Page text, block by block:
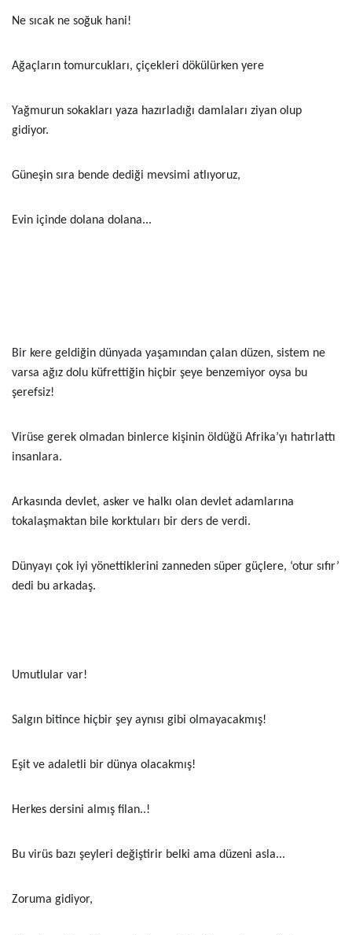
Ne sıcak ne soğuk hani!
Ağaçların tomurcukları, çiçekleri dökülürken yere
Yağmurun sokakları yaza hazırladığı damlaları ziyan olup
gidiyor.
Güneşin sıra bende dediği mevsimi atlıyoruz,
Evin içinde dolana dolana...
Bir kere geldiğin dünyada yaşamından çalan düzen, sistem ne
varsa ağız dolu küfrettiğin hiçbir şeye benzemiyor oysa bu
şerefsiz!
Virüse gerek olmadan binlerce kişinin öldüğü Afrika’yı hatırlattı
insanlara.
Arkasında devlet, asker ve halkı olan devlet adamlarına
tokalaşmaktan bile korktuları bir ders de verdi.
Dünyayı çok iyi yönettiklerini zanneden süper güçlere, ‘otur sıfır’
dedi bu arkadaş.
Umutlular var!
Salgın bitince hiçbir şey aynısı gibi olmayacakmış!
Eşit ve adaletli bir dünya olacakmış!
Herkes dersini almış filan..!
Bu virüs bazı şeyleri değiştirir belki ama düzeni asla...
Zoruma gidiyor,